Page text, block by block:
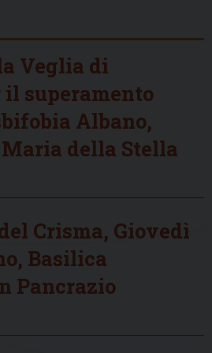
Veglia di
superamento
Albano,
della Stella
Crisma, Giovedì
Basilica
Pancrazio